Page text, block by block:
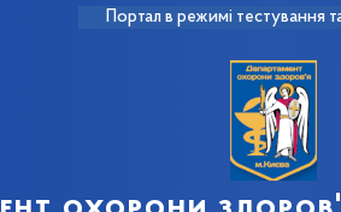
Портал в режимі тестування